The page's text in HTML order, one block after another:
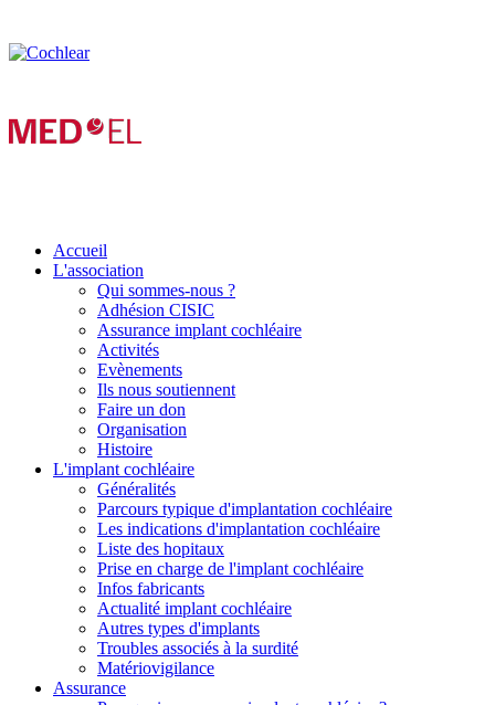
Accueil
L'association
Qui sommes-nous ?
Adhésion CISIC
Assurance implant cochléaire
Activités
Evènements
Ils nous soutiennent
Faire un don
Organisation
Histoire
L'implant cochléaire
Généralités
Parcours typique d'implantation cochléaire
Les indications d'implantation cochléaire
Liste des hopitaux
Prise en charge de l'implant cochléaire
Infos fabricants
Actualité implant cochléaire
Autres types d'implants
Troubles associés à la surdité
Matériovigilance
Assurance